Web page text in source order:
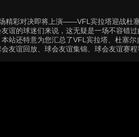
精彩对决即将上演——VFL宾拉塔迎战杜
谊的球迷们来说，这无疑是一场不容错
站还特意为您汇总了VFL宾拉塔、杜塞
友谊回放、球会友谊集锦、球会友谊赛程